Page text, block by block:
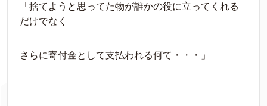
「捨てようと思ってた物が誰かの役に立ってくれる
だけでなく
さらに寄付金として支払われる何て・・・」